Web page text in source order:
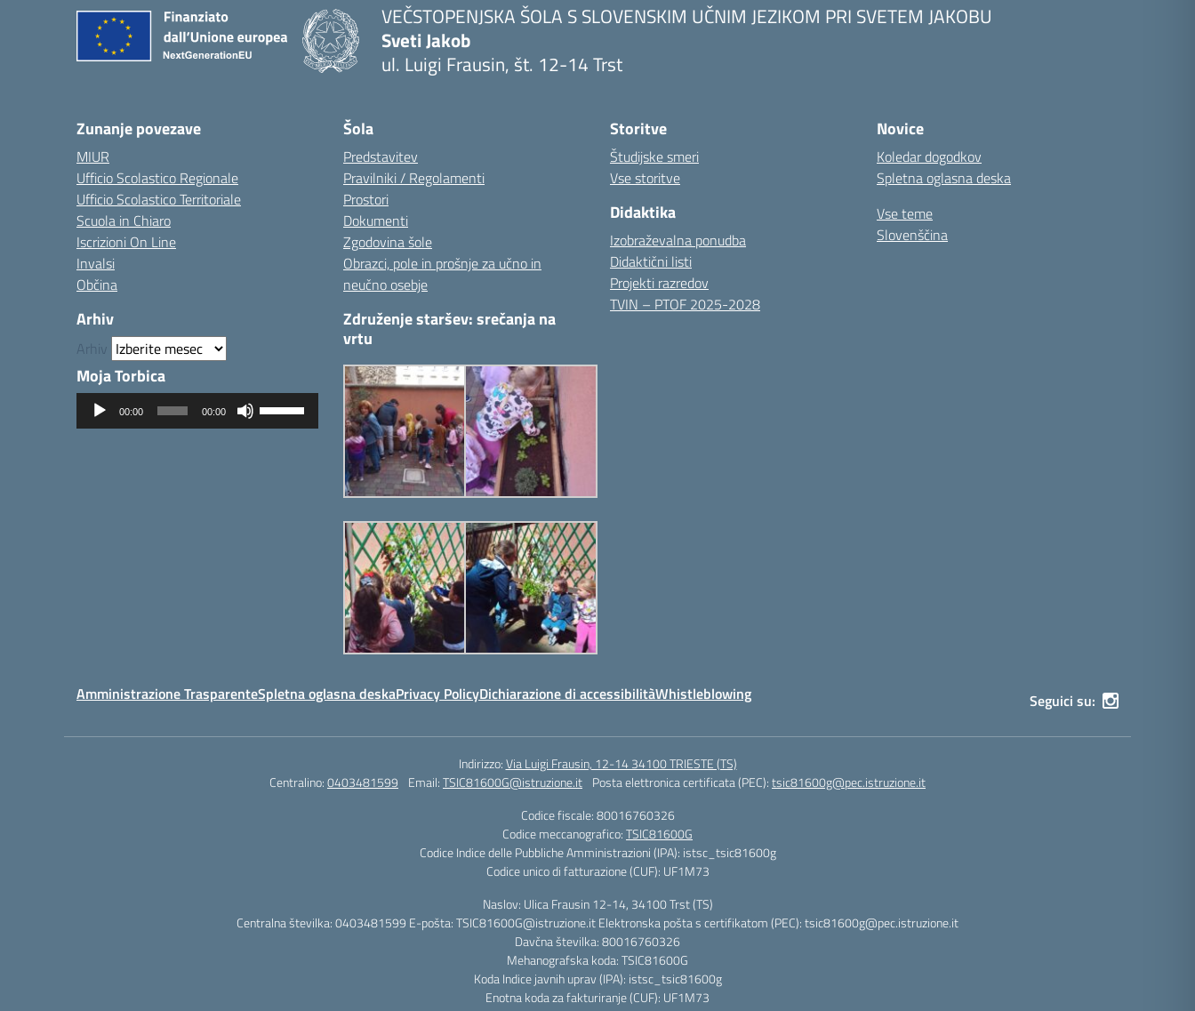
VEČSTOPENJSKA ŠOLA S SLOVENSKIM UČNIM JEZIKOM PRI SVETEM JAKOBU
Sveti Jakob
ul. Luigi Frausin, št. 12-14 Trst
Zunanje povezave
MIUR
Ufficio Scolastico Regionale
Ufficio Scolastico Territoriale
Scuola in Chiaro
Iscrizioni On Line
Invalsi
Občina
Arhiv
Arhiv
Moja Torbica
Predvajalnik
zvoka
00:00 00:00
zmanjševanje
Šola
Predstavitev
Pravilniki / Regolamenti
Prostori
Dokumenti
Zgodovina šole
Obrazci, pole in prošnje za učno in
neučno osebje
Združenje staršev: srečanja na
vrtu
Storitve
Študijske smeri
Vse storitve
Didaktika
Izobraževalna ponudba
Didaktični listi
Projekti razredov
TVIN – PTOF 2025-2028
Novice
Koledar dogodkov
Spletna oglasna deska
Vse teme
Slovenščina
Amministrazione TrasparenteSpletna oglasna deskaPrivacy PolicyDichiarazione di accessibilitàWhistleblowing Seguici su:
Indirizzo:Via Luigi Frausin, 12-14 34100 TRIESTE (TS)
Centralino:0403481599 Email:TSIC81600G@istruzione.it Posta elettronica certificata (PEC):tsic81600g@pec.istruzione.it
Codice fiscale: 80016760326
Codice meccanografico:TSIC81600G
Codice Indice delle Pubbliche Amministrazioni (IPA): istsc_tsic81600g
Codice unico di fatturazione (CUF): UF1M73
Naslov: Ulica Frausin 12-14, 34100 Trst (TS)
Centralna številka: 0403481599 E-pošta: TSIC81600G@istruzione.it Elektronska pošta s certifikatom (PEC): tsic81600g@pec.istruzione.it
Davčna številka: 80016760326
Mehanografska koda: TSIC81600G
Koda Indice javnih uprav (IPA): istsc_tsic81600g
Enotna koda za fakturiranje (CUF): UF1M73